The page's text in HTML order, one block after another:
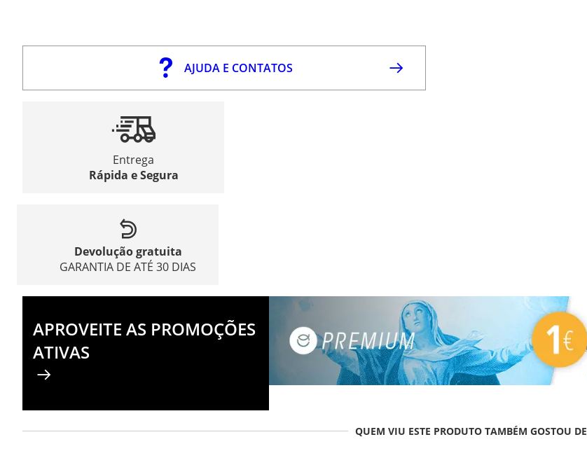
AJUDA E CONTATOS
Entrega
Rápida e Segura
Devolução gratuita
GARANTIA DE ATÉ 30 DIAS
APROVEITE AS PROMOÇÕES
ATIVAS
QUEM VIU ESTE PRODUTO TAMBÉM GOSTOU DE